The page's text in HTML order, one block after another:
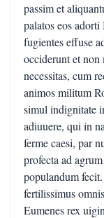
passim et
palatos eos
fugientes effuse
occiderunt et non
necessitas, cum
animos militum
simul indignitate
adiuuere, qui in
ferme caesi, par
profecta ad
populandum
fertilissimus
Eumenes rex